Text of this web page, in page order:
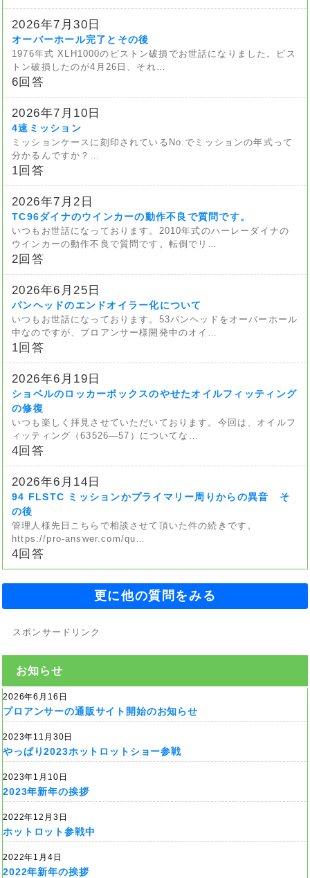
2026年7月30日
オーバーホール完了とその後
1976年式 XLH1000のピストン破損でお世話になりました。ピス
トン破損したのが4月26日、それ…
6回答
2026年7月10日
4速ミッション
ミッションケースに刻印されているNo.でミッションの年式って
分かるんですか？…
1回答
2026年7月2日
TC96ダイナのウインカーの動作不良で質問です。
いつもお世話になっております。2010年式のハーレーダイナの
ウインカーの動作不良で質問です。転倒でリ…
2回答
2026年6月25日
パンヘッドのエンドオイラー化について
いつもお世話になっております。53パンヘッドをオーバーホール
中なのですが、プロアンサー様開発中のオイ…
1回答
2026年6月19日
ショベルのロッカーボックスのやせたオイルフィッティング
の修復
いつも楽しく拝見させていただいております。今回は、オイルフ
ィッティング（63526—57）についてな…
4回答
2026年6月14日
94 FLSTC ミッションかプライマリー周りからの異音 そ
の後
管理人様先日こちらで相談させて頂いた件の続きです。
https://pro-answer.com/qu…
4回答
更に他の質問をみる
スポンサードリンク
お知らせ
2026年6月16日
プロアンサーの通販サイト開始のお知らせ
2023年11月30日
やっぱり2023ホットロットショー参戦
2023年1月10日
2023年新年の挨拶
2022年12月3日
ホットロット参戦中
2022年1月4日
2022年新年の挨拶